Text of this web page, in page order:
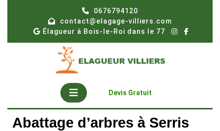
0676794120
contact@elagage-villiers.com
Élagueur à Bois-le-Roi dans le 77
Open
Button
Devis Gratuit
Abattage d’arbres à Serris